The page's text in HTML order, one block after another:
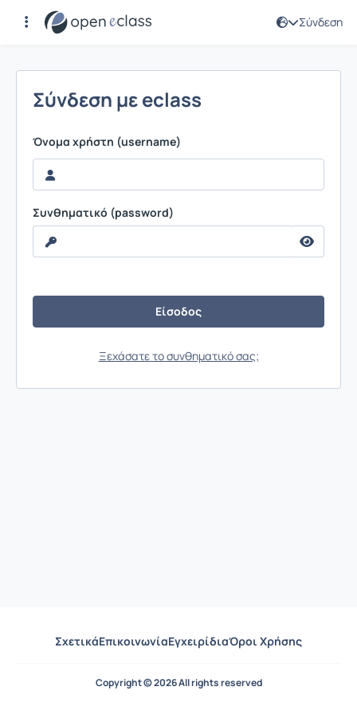
Σύνδεση
Σύνδεση
Σύνδεση με eclass
Όνομα χρήστη (username)
Συνθηματικό (password)
Ξεχάσατε το συνθηματικό σας;
ΣχετικάΕπικοινωνίαΕγχειρίδιαΌροι Χρήσης
Copyright © 2026 All rights reserved